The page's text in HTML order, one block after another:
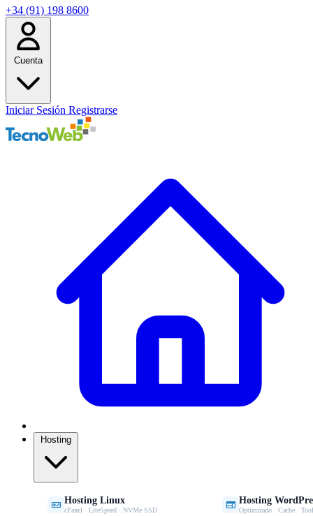
+34 (91) 198 8600
Cuenta
Iniciar Sesión Registrarse
Hosting
 Hosting Linux
cPanel · LiteSpeed · NVMe SSD  Hosting
Optimizado · Cache ·